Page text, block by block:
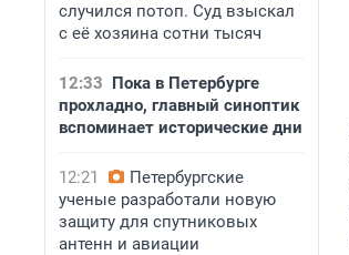
случился потоп. Суд взыскал
с её хозяина сотни тысяч
12:33 Пока в Петербурге
прохладно, главный синоптик
вспоминает исторические дни
12:21
Петербургские
ученые разработали новую
защиту для спутниковых
антенн и авиации